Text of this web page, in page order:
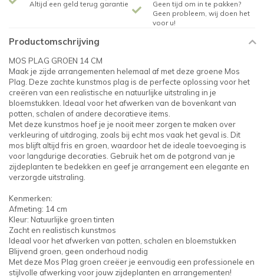
Altijd een geld terug garantie
Geen tijd om in te pakken?
Geen probleem, wij doen het
voor u!
Productomschrijving
MOS PLAG GROEN 14 CM
Maak je zijde arrangementen helemaal af met deze groene Mos
Plag. Deze zachte kunstmos plag is de perfecte oplossing voor het
creëren van een realistische en natuurlijke uitstraling in je
bloemstukken. Ideaal voor het afwerken van de bovenkant van
potten, schalen of andere decoratieve items.
Met deze kunstmos hoef je je nooit meer zorgen te maken over
verkleuring of uitdroging, zoals bij echt mos vaak het geval is. Dit
mos blijft altijd fris en groen, waardoor het de ideale toevoeging is
voor langdurige decoraties. Gebruik het om de potgrond van je
zijdeplanten te bedekken en geef je arrangement een elegante en
verzorgde uitstraling.
Kenmerken:
Afmeting: 14 cm
Kleur: Natuurlijke groen tinten
Zacht en realistisch kunstmos
Ideaal voor het afwerken van potten, schalen en bloemstukken
Blijvend groen, geen onderhoud nodig
Met deze Mos Plag groen creëer je eenvoudig een professionele en
stijlvolle afwerking voor jouw zijdeplanten en arrangementen!